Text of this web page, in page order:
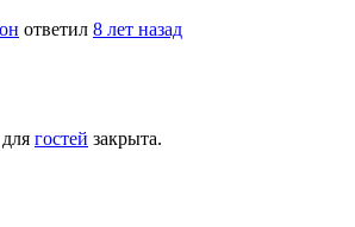
ответил 8 лет назад
гостей закрыта.